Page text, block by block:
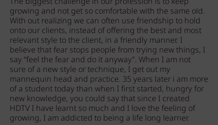
growing and not get so comfortable with the same old.
With out realizing we can often use friendship to hold
onto our clients, instead of offering the best and most
relevant style to the client, in a friendly manner. I
believe that fear stops people from trying new things, I
say “feel the fear and do it anyway”. When I am not
sure of a new style or technique, I get out my
mannequin head and practice. 35 years later i am more
of a student today than when I first started, hungry for
new knowledge, you could say that since I created
HDTV I have learnt so much and I love the feeling of
growing, I am addicted to being a life long learner.